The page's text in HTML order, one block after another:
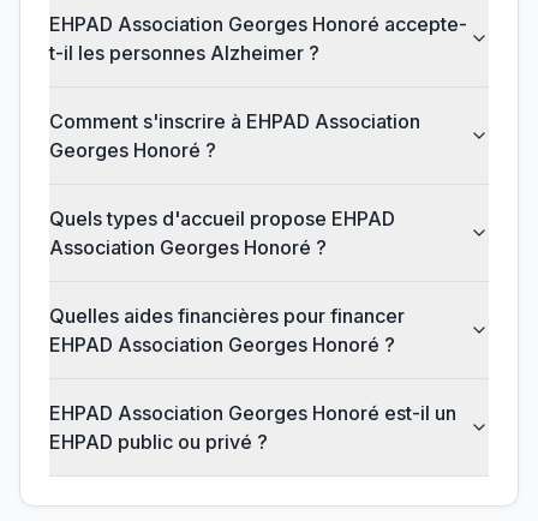
EHPAD Association Georges Honoré accepte-
t-il les personnes Alzheimer ?
Comment s'inscrire à EHPAD Association
Georges Honoré ?
Quels types d'accueil propose EHPAD
Association Georges Honoré ?
Quelles aides financières pour financer
EHPAD Association Georges Honoré ?
EHPAD Association Georges Honoré est-il un
EHPAD public ou privé ?